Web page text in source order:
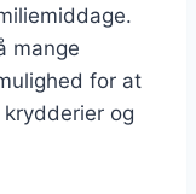
mange
for at
og